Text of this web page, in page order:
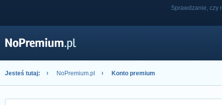
Sprawdzanie, czy
Jesteś tutaj: NoPremium.pl Konto premium